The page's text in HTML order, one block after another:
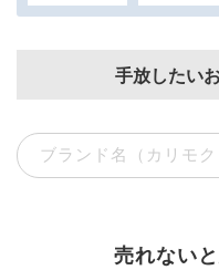
手放したい
売れない